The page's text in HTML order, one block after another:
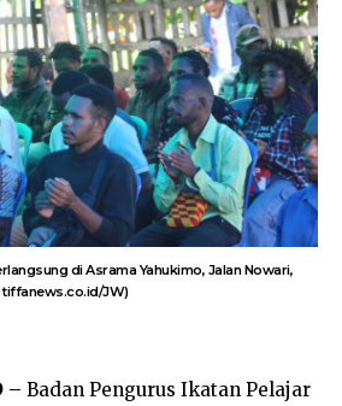
di Asrama Yahukimo, Jalan Nowari,
tiffanews.co.id/JW)
– Badan Pengurus Ikatan Pelajar